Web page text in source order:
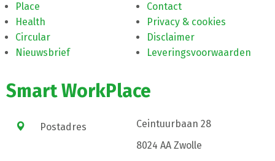
Place
Health
Circular
Nieuwsbrief
Contact
Privacy & cookies
Disclaimer
Leveringsvoorwaarden
Smart WorkPlace
Postadres
Ceintuurbaan 28
8024 AA Zwolle